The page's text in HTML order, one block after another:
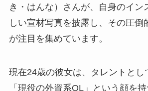
き・はんな）さんが、自身のイン
しい宣材写真を披露し、その圧倒
が注目を集めています。
現在24歳の彼女は、タレントとし
「現役の外資系OL」という顔を